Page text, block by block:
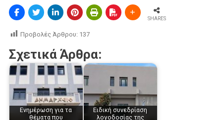
SHARES
Προβολές Άρθρου: 137
Σχετικά Άρθρα:
Ενημέρωση για τα
θέματα που
Ειδική συνεδρίαση
λογοδοσίας της